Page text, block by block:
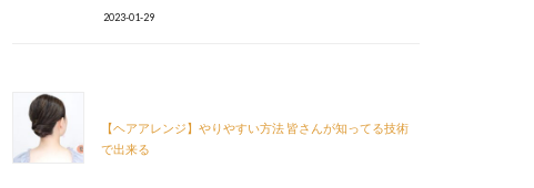
2023-01-29
【ヘアアレンジ】やりやすい方法 皆さんが知ってる技術
で出来る